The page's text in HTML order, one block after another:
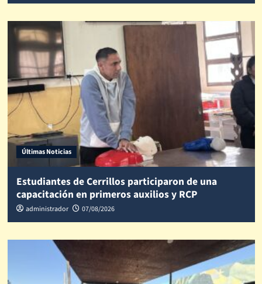
Últimas Noticias
Estudiantes de Cerrillos participaron de una
capacitación en primeros auxilios y RCP
administrador 07/08/2026